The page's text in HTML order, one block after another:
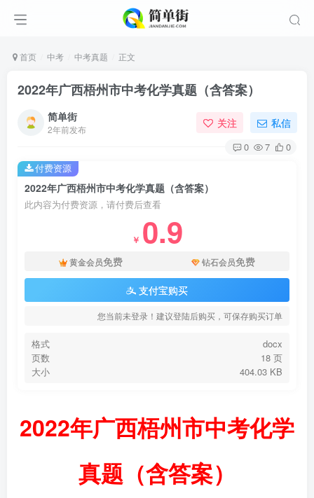
首页 中考 中考真题 正文
2022年广西梧州市中考化学真题（含答案）
简单街
2年前发布 关注 私信
0 7 0
2022年广西梧州市中考化学真题（含答案）
此内容为付费资源，请付费后查看
￥ 0.9
黄金会员免费 钻石会员免费
支付宝购买
您当前未登录！建议登陆后购买，可保存购买订单
格式
docx
页数
18 页
大小
404.03 KB
付费资源
2022年广西梧州市中考化学
真题（含答案）